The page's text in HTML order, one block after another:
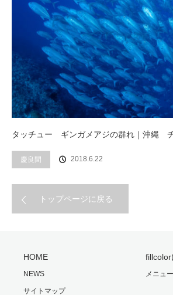
タッチュー ギンガメアジの群れ｜沖縄
慶良間 2018.6.22
トップページに戻る
HOME
NEWS
サイトマップ
fillcolor
メニュ